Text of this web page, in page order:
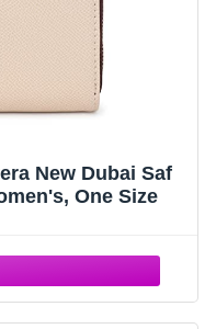
New Dubai Saf
One Size